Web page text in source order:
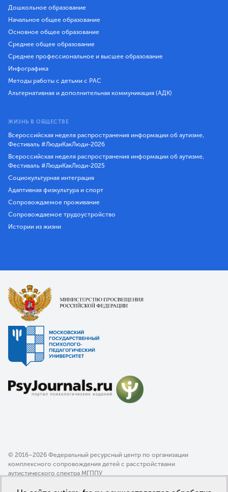
Дошкольное образование
Начальное общее образование
Основное общее образование
Среднее общее образование
Среднее профессиональное и высшее образование
Инфографика
Методы работы с детьми с РАС
Альтернативная и дополнительная коммуникация (АДК)
ЖИЗНЬ В ОБЩЕСТВЕ
Всероссийская неделя распространения информации об аутизме,
Фестиваль #ЛюдиКакЛюди-2026
Всероссийская неделя распространения информации об аутизме,
Фестиваль #ЛюдиКакЛюди-2025
Социокультурная интеграция
Адаптивная физкультура и спорт
Сопровождаемое проживание
Сопровождаемое трудоустройство
Истории из жизни
© 2016–2026 Федеральный ресурсный центр по организации
комплексного сопровождения детей с расстройствами
аутистического спектра МГППУ
Политика конфиденциальности